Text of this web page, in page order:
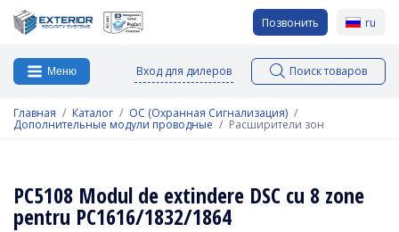
Позвонить ru
Меню Вход для дилеров Поиск товаров
Главная Каталог ОС (Охранная Сигнализация)
Дополнительные модули проводные Расширители зон
PC5108 Modul de extindere DSC cu 8 zone
pentru PC1616/1832/1864